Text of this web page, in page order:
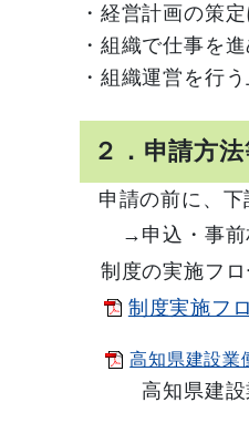
・経営計画の策
・組織で仕事を
・組織運営を行
２．申請方
申請の前に、下
→申込・事前相
制度の実施フロ
制度実施フ
高知県建設業
高知県建設